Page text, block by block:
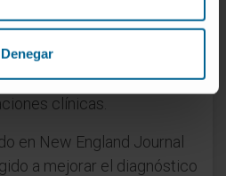
Denegar
con métodos de
individualizar la
antifibróticas destinadas a
clínicas.
en New England Journal
a mejorar el diagnóstico